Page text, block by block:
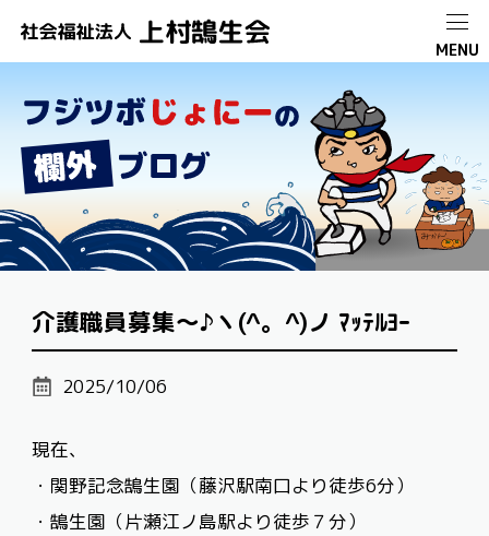
介護職員募集～♪ヽ(^。^)ノ ﾏｯﾃﾙﾖｰ
2025/10/06
現在、
・関野記念鵠生園（藤沢駅南口より徒歩6分）
・鵠生園（片瀬江ノ島駅より徒歩７分）